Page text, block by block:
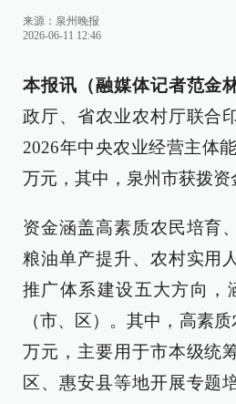
来源： 泉州晚报
2026-06-11 12:46
本报讯（融媒体记者范金
政厅、省农业农村厅联合
2026年中央农业经营主体
万元，其中，泉州市获拨资
资金涵盖高素质农民培育
粮油单产提升、农村实用
推广体系建设五大方向，
（市、区）。其中，高素
万元，主要用于市本级统
区、惠安县等地开展专题